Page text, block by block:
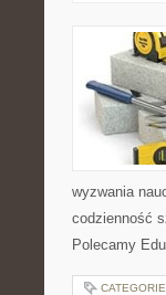
wyzwania
codzienność
Polecamy